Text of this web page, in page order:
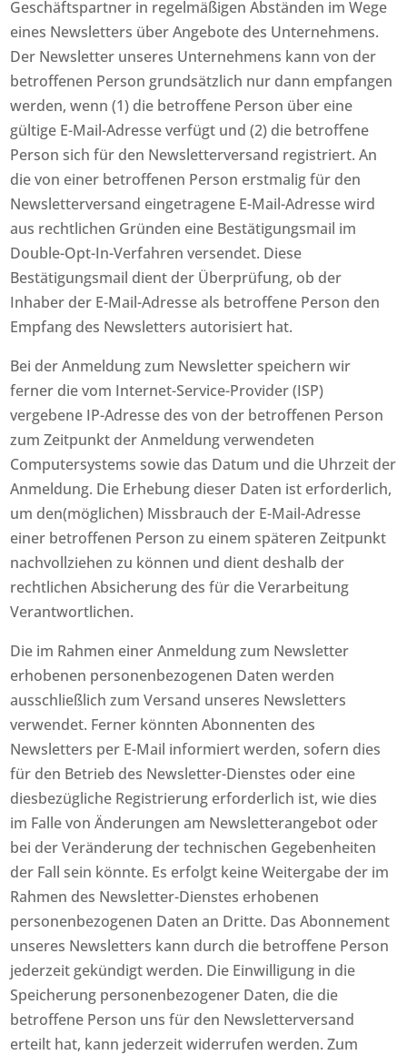
Geschäftspartner in regelmäßigen Abständen im Wege
eines Newsletters über Angebote des Unternehmens.
Der Newsletter unseres Unternehmens kann von der
betroffenen Person grundsätzlich nur dann empfangen
werden, wenn (1) die betroffene Person über eine
gültige E-Mail-Adresse verfügt und (2) die betroffene
Person sich für den Newsletterversand registriert. An
die von einer betroffenen Person erstmalig für den
Newsletterversand eingetragene E-Mail-Adresse wird
aus rechtlichen Gründen eine Bestätigungsmail im
Double-Opt-In-Verfahren versendet. Diese
Bestätigungsmail dient der Überprüfung, ob der
Inhaber der E-Mail-Adresse als betroffene Person den
Empfang des Newsletters autorisiert hat.
Bei der Anmeldung zum Newsletter speichern wir
ferner die vom Internet-Service-Provider (ISP)
vergebene IP-Adresse des von der betroffenen Person
zum Zeitpunkt der Anmeldung verwendeten
Computersystems sowie das Datum und die Uhrzeit der
Anmeldung. Die Erhebung dieser Daten ist erforderlich,
um den(möglichen) Missbrauch der E-Mail-Adresse
einer betroffenen Person zu einem späteren Zeitpunkt
nachvollziehen zu können und dient deshalb der
rechtlichen Absicherung des für die Verarbeitung
Verantwortlichen.
Die im Rahmen einer Anmeldung zum Newsletter
erhobenen personenbezogenen Daten werden
ausschließlich zum Versand unseres Newsletters
verwendet. Ferner könnten Abonnenten des
Newsletters per E-Mail informiert werden, sofern dies
für den Betrieb des Newsletter-Dienstes oder eine
diesbezügliche Registrierung erforderlich ist, wie dies
im Falle von Änderungen am Newsletterangebot oder
bei der Veränderung der technischen Gegebenheiten
der Fall sein könnte. Es erfolgt keine Weitergabe der im
Rahmen des Newsletter-Dienstes erhobenen
personenbezogenen Daten an Dritte. Das Abonnement
unseres Newsletters kann durch die betroffene Person
jederzeit gekündigt werden. Die Einwilligung in die
Speicherung personenbezogener Daten, die die
betroffene Person uns für den Newsletterversand
erteilt hat, kann jederzeit widerrufen werden. Zum